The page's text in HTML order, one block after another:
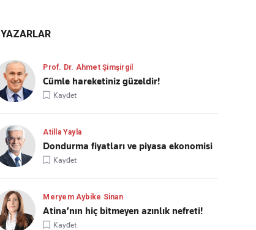
YAZARLAR
Prof. Dr. Ahmet Şimşirgil
Cümle hareketiniz güzeldir!
Kaydet
Atilla Yayla
Dondurma fiyatları ve piyasa ekonomisi
Kaydet
Meryem Aybike Sinan
Atina’nın hiç bitmeyen azınlık nefreti!
Kaydet